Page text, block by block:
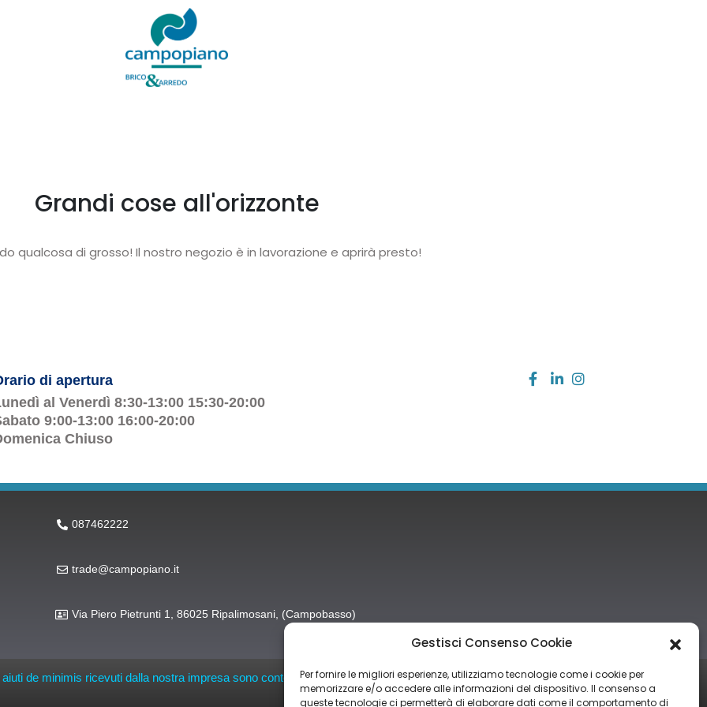
Gestisci Consenso Cookie
Per fornire le migliori esperienze, utilizziamo tecnologie come i cookie per
memorizzare e/o accedere alle informazioni del dispositivo. Il consenso a
queste tecnologie ci permetterà di elaborare dati come il comportamento di
Grandi cose all'orizzonte
qualcosa di grosso! Il nostro negozio è in lavorazione e aprirà presto!
di apertura
al Venerdì 8:30-13:00 15:30-20:00
9:00-13:00 16:00-20:00
Chiuso
087462222
trade@campopiano.it
Via Piero Pietrunti 1, 86025 Ripalimosani, (Campobasso)
de minimis ricevuti dalla nostra impresa sono contenuti nel Registro nazionale degli aiuti di Stato di cui all’art. 52 della L. 234/2012” e